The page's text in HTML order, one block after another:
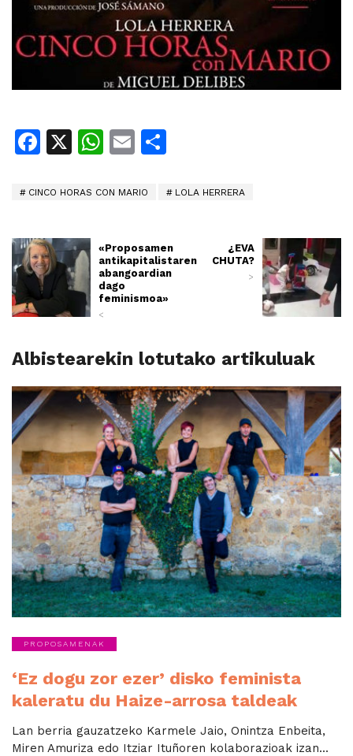
Facebook
X WhatsApp
Email
CINCO HORAS CON MARIO LOLA HERRERA
«Proposamen
antikapitalistaren
abangoardian
dago
feminismoa»
<
¿EVA
CHUTA?
>
Albistearekin lotutako artikuluak
PROPOSAMENAK
‘Ez dogu zor ezer’ disko feminista
kaleratu du Haize-arrosa taldeak
Lan berria gauzatzeko Karmele Jaio, Onintza Enbeita,
Miren Amuriza edo Itziar Ituñoren kolaborazioak izan...